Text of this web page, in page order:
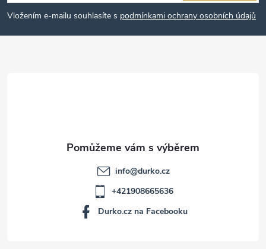
p
a
Vložením e-mailu souhlasíte s podmínkami ochrany osobních údajů
info@durko.cz
+421908665636
Durko.cz na Facebooku